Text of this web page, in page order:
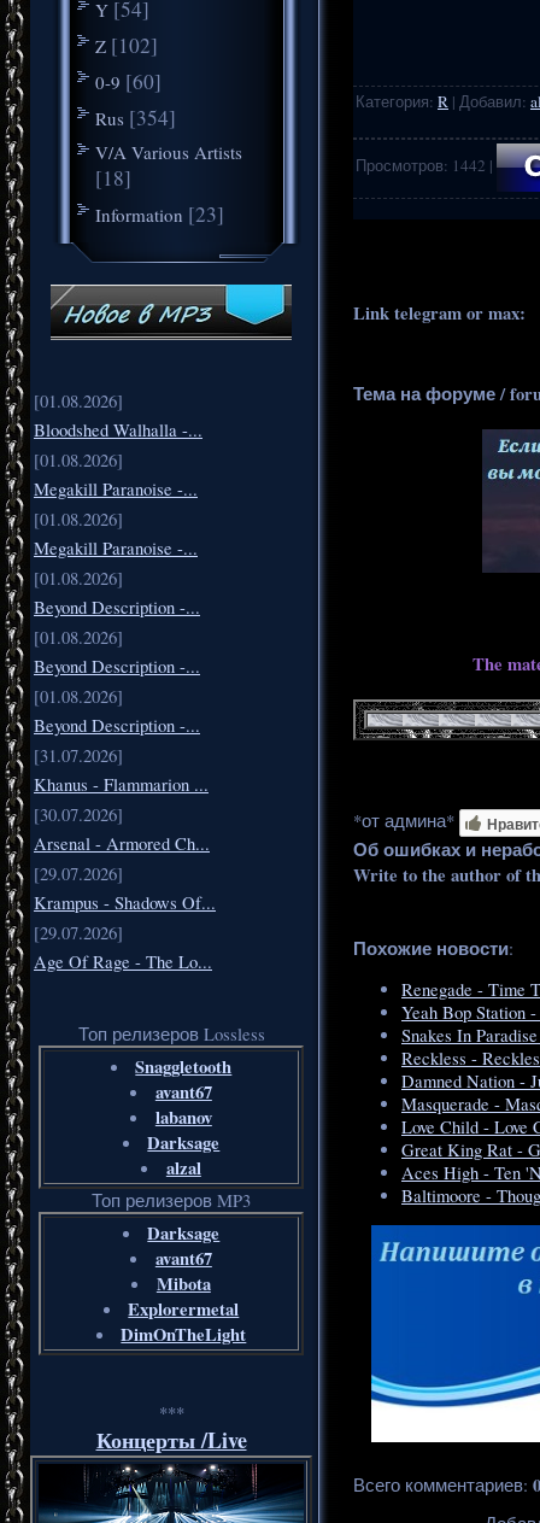
Y [54]
Z [102]
0-9 [60]
Rus [354]
V/A Various Artists
[18]
Information [23]
[01.08.2026]
Bloodshed Walhalla -...
[01.08.2026]
Megakill Paranoise -...
[01.08.2026]
Megakill Paranoise -...
[01.08.2026]
Beyond Description -...
[01.08.2026]
Beyond Description -...
[01.08.2026]
Beyond Description -...
[31.07.2026]
Khanus - Flammarion ...
[30.07.2026]
Arsenal - Armored Ch...
[29.07.2026]
Krampus - Shadows Of...
[29.07.2026]
Age Of Rage - The Lo...
Топ релизеров Lossless
Snaggletooth
avant67
labanov
Darksage
alzal
Топ релизеров MP3
Darksage
avant67
Mibota
Explorermetal
DimOnTheLight
***
Концерты /Live
Категория: R | Добавил:
Просмотров: 1442 |
Link telegram or max:
Тема на форуме /
The
*от админа*
Об ошибках и
Write to the author of
Похожие новости:
Renegade - Time
Yeah Bop Station
Snakes In
Reckless -
Damned Nation -
Masquerade -
Love Child - Love
Great King Rat -
Aces High - Ten
Baltimoore -
Всего комментариев: 0